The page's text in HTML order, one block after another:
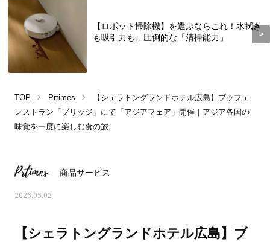
【ロボット掃除機】を選ぶならこれ！水拭き
も吸引力も、圧倒的な「清掃能力」
TOP Prtimes
【シェラトングランドホテル広島】ブッフェ
レストラン「ブリッジ」にて「アジアフェア」開催｜アジア各国の
味覚を一度に楽しむ食の旅
Prtimes 商品サービス
2026.05.02
【シェラトングランドホテル広島】ブ